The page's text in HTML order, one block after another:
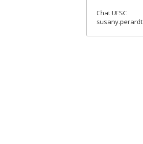
Chat UFSC
susany.perardt